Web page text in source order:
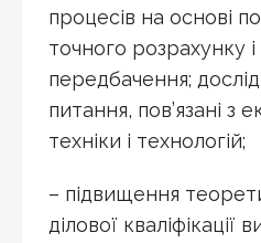
процесів на основі
точного розрахунку
передбачення;
питання, пов’язані з
техніки і технологій;
– підвищення
ділової кваліфікації